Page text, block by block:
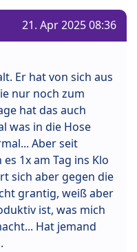
21. Apr 2025 08:36
Er hat von sich aus
nur noch zum
hat das auch
was in die Hose
Aber seit
1x am Tag ins Klo
sich aber gegen die
grantig, weiß aber
ist, was mich
Hat jemand